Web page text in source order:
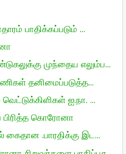
பாதிக்கப்படும் ...
முந்தைய எலும்ப...
தனிமைப்படுத்த...
ஐ.நா. ...
கொரோனா
கைதான .பாரதிக்கு இட...